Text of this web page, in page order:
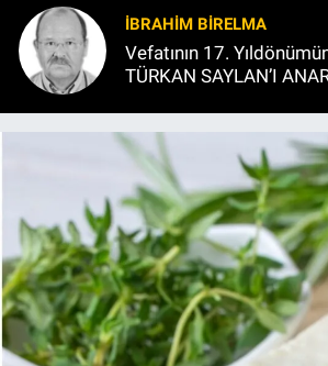
İBRAHIM BİRELMA
Vefatının 17. Yıldönümünde,
TÜRKAN SAYLAN’I